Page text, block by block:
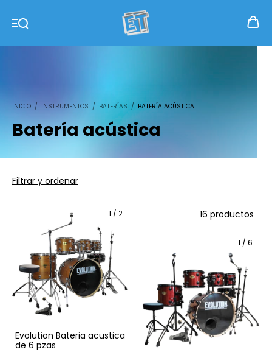
INICIO / INSTRUMENTOS / BATERÍAS / BATERÍA ACÚSTICA
Batería acústica
Filtrar y ordenar
16 productos
1 / 2
Evolution Bateria acustica
de 6 pzas
1 / 6